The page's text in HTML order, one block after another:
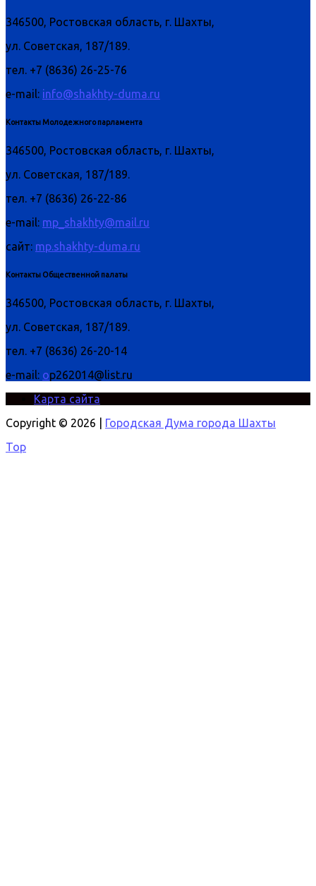
346500, Ростовская область, г. Шахты,
ул. Советская, 187/189.
тел. +7 (8636) 26-25-76
e-mail: info@shakhty-duma.ru
Контакты Молодежного парламента
346500, Ростовская область, г. Шахты,
ул. Советская, 187/189.
тел. +7 (8636) 26-22-86
e-mail: mp_shakhty@mail.ru
сайт: mp.shakhty-duma.ru
Контакты Общественной палаты
346500, Ростовская область, г. Шахты,
ул. Советская, 187/189.
тел. +7 (8636) 26-20-14
e-mail: op262014@list.ru
Карта сайта
Copyright © 2026 |
Городская Дума города Шахты
Top